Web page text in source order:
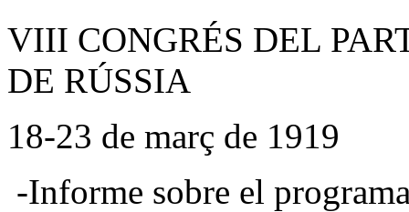
VIII CONGRÉS DEL
DE RÚSSIA
18-23 de març de 1919
-Informe sobre el